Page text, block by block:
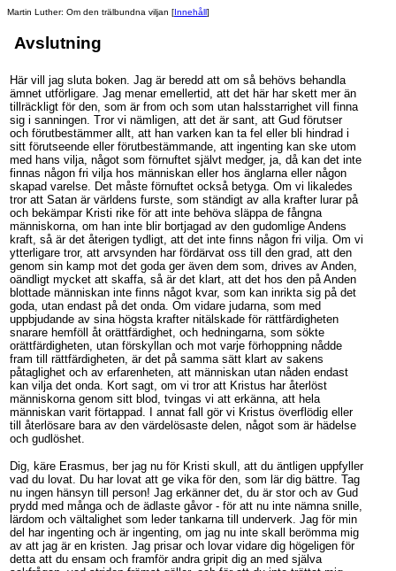
Martin Luther: Om den trälbundna viljan [Innehåll]
Avslutning
Här vill jag sluta boken. Jag är beredd att om så behövs behandla
ämnet utförligare. Jag menar emellertid, att det här har skett mer än
tillräckligt för den, som är from och som utan halsstarrighet vill finna
sig i sanningen. Tror vi nämligen, att det är sant, att Gud förutser
och förutbestämmer allt, att han varken kan ta fel eller bli hindrad i
sitt förutseende eller förutbestämmande, att ingenting kan ske utom
med hans vilja, något som förnuftet självt medger, ja, då kan det inte
finnas någon fri vilja hos människan eller hos änglarna eller någon
skapad varelse. Det måste förnuftet också betyga. Om vi likaledes
tror att Satan är världens furste, som ständigt av alla krafter lurar på
och bekämpar Kristi rike för att inte behöva släppa de fångna
människorna, om han inte blir bortjagad av den gudomlige Andens
kraft, så är det återigen tydligt, att det inte finns någon fri vilja. Om vi
ytterligare tror, att arvsynden har fördärvat oss till den grad, att den
genom sin kamp mot det goda ger även dem som, drives av Anden,
oändligt mycket att skaffa, så är det klart, att det hos den på Anden
blottade människan inte finns något kvar, som kan inrikta sig på det
goda, utan endast på det onda. Om vidare judarna, som med
uppbjudande av sina högsta krafter nitälskade för rättfärdigheten
snarare hemföll åt orättfärdighet, och hedningarna, som sökte
orättfärdigheten, utan förskyllan och mot varje förhoppning nådde
fram till rättfärdigheten, är det på samma sätt klart av sakens
påtaglighet och av erfarenheten, att människan utan nåden endast
kan vilja det onda. Kort sagt, om vi tror att Kristus har återlöst
människorna genom sitt blod, tvingas vi att erkänna, att hela
människan varit förtappad. I annat fall gör vi Kristus överflödig eller
till återlösare bara av den värdelösaste delen, något som är hädelse
och gudlöshet.
Dig, käre Erasmus, ber jag nu för Kristi skull, att du äntligen uppfyller
vad du lovat. Du har lovat att ge vika för den, som lär dig bättre. Tag
nu ingen hänsyn till person! Jag erkänner det, du är stor och av Gud
prydd med många och de ädlaste gåvor - för att nu inte nämna snille,
lärdom och vältalighet som leder tankarna till underverk. Jag för min
del har ingenting och är ingenting, om jag nu inte skall berömma mig
av att jag är en kristen. Jag prisar och lovar vidare dig högeligen för
detta att du ensam och framför andra gripit dig an med själva